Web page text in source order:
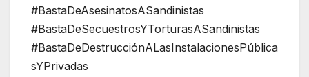
#BastaDeAsesinatosASandinistas
#BastaDeSecuestrosYTorturasASandinistas
#BastaDeDestrucciónALasInstalacionesPública
sYPrivadas